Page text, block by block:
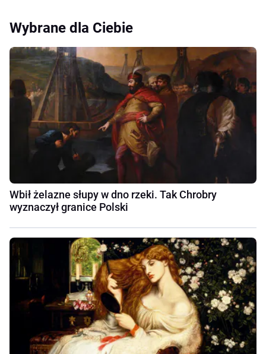
Wybrane dla Ciebie
Wbił żelazne słupy w dno rzeki. Tak Chrobry
wyznaczył granice Polski